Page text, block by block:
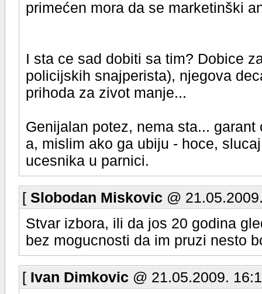
primećen mora da se marketinški
I sta ce sad dobiti sa tim? Dobice
policijskih snajperista), njegova
prihoda za zivot manje...
Genijalan potez, nema sta...
a, mislim ako ga ubiju - hoce,
ucesnika u parnici.
[ Slobodan Miskovic @
Stvar izbora, ili da jos 20 godina
bez mogucnosti da im pruzi nesto
[ Ivan Dimkovic @ 21.05.2009.